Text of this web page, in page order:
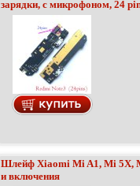
зарядки, с микрофоном, 24
Шлейф Xiaomi Mi A1, Mi 5X,
и включения